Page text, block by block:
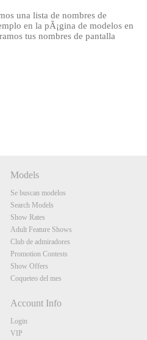
una lista de nombres de
en la pÃ¡gina de modelos en
tus nombres de pantalla
Models
Se buscan modelos
Search Models
Show Rates
Adult Feature Shows
Club de admiradores
Promotion Contests
Show Offers
Coqueteo del mes
Account Info
Login
VIP
F
R
E
E
C
R
E
DI
T